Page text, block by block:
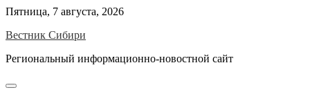
Skip
content
Пятница, 7 августа, 2026
Вестник Сибири
Региональный информационно-новостной сайт